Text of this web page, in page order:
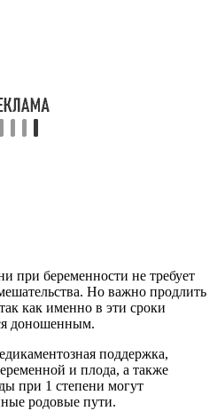
при беременности не требует
Но важно продлить
как именно в эти сроки
доношенным.
поддержка,
и плода, а также
при 1 степени могут
родовые пути.